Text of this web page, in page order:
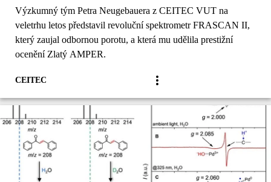
Výzkumný tým Petra Neugebauera z CEITEC VUT na
veletrhu letos představil revoluční spektrometr FRASCAN II,
který zaujal odbornou porotu, a která mu udělila prestižní
ocenění Zlatý AMPER.
CEITEC